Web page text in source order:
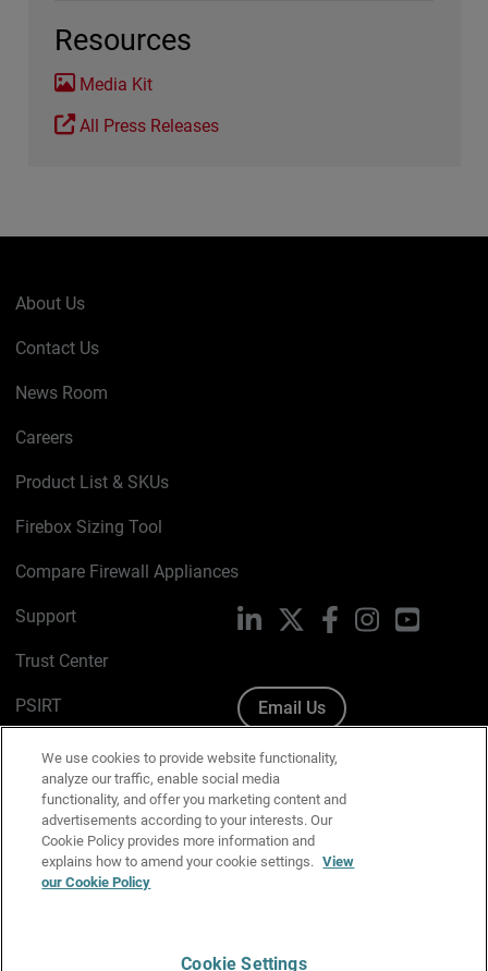
Resources
Media Kit
All Press Releases
About Us
Contact Us
News Room
Careers
Product List & SKUs
Firebox Sizing Tool
Compare Firewall Appliances
Support
Trust Center
PSIRT
Cookie Policy
Privacy Policy
Media & Brand Kit
Manage Email Preferences
LinkedIn FacebookInstagram
Email Us
We use cookies to provide website functionality,
analyze our traffic, enable social media
functionality, and offer you marketing content and
advertisements according to your interests. Our
Cookie Policy provides more information and
explains how to amend your cookie settings. View
our Cookie Policy
Cookie Settings